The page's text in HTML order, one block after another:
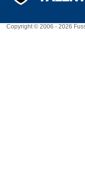
Copyright © 2006 - 2026